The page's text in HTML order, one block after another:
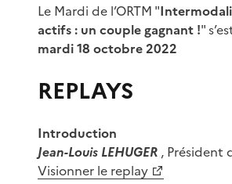
Le Mardi de l’ORTM "
actifs : un couple gagnant !"
mardi 18 octobre 2022
REPLAYS
Introduction
Jean-Louis LEHUGER , Président
Visionner le replay